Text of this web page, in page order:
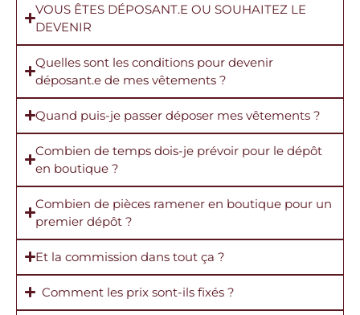
VOUS ÊTES DÉPOSANT.E OU SOUHAITEZ LE
DEVENIR
Quelles sont les conditions pour devenir
déposant.e de mes vêtements ?
Quand puis-je passer déposer mes vêtements ?
Combien de temps dois-je prévoir pour le dépôt
en boutique ?
Combien de pièces ramener en boutique pour un
premier dépôt ?
Et la commission dans tout ça ?
Comment les prix sont-ils fixés ?